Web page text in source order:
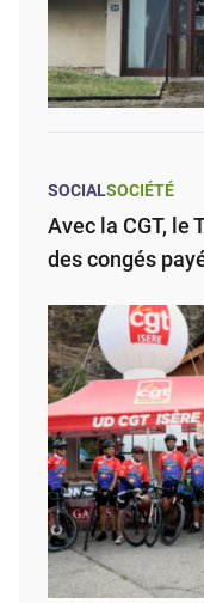
SOCIALSOCIÉTÉ
Avec la CGT, le
des congés